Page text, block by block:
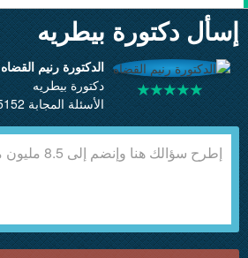
إسأل دكتورة بيطريه
الدكتورة رنيم القضاه
دكتورة بيطريه
الأسئلة المجابة 15152 | نسبة الرضا 98.5%